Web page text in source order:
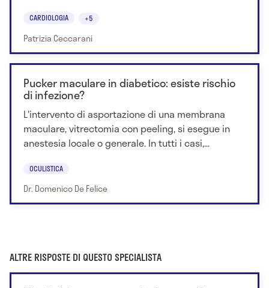
CARDIOLOGIA +5
Patrizia Ceccarani
Pucker maculare in diabetico: esiste rischio
di infezione?
L'intervento di asportazione di una membrana
maculare, vitrectomia con peeling, si esegue in
anestesia locale o generale. In tutti i casi,...
OCULISTICA
Dr. Domenico De Felice
ALTRE RISPOSTE DI QUESTO SPECIALISTA